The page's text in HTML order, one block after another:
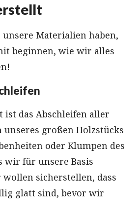
Materialien haben,
beginnen, wie wir alles
ist das Abschleifen aller
unseres großen Holzstücks
oder Klumpen des
wir für unsere Basis
sicherstellen, dass
glatt sind, bevor wir